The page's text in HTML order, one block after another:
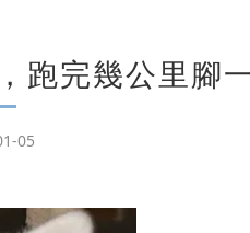
跑完幾公里腳
05